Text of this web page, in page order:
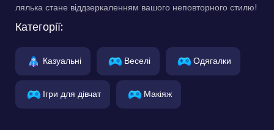
лялька стане віддзеркаленням вашого неповторного стилю!
Категорії:
Казуальні Веселі Одягалки
Ігри для дівчат Макіяж